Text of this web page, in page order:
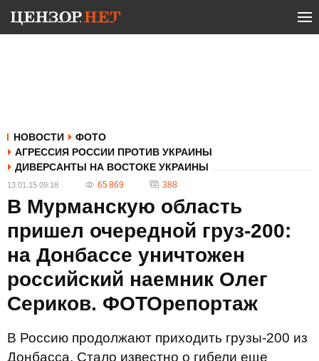
НОВОСТИ
ФОТО
АГРЕССИЯ РОССИИ ПРОТИВ УКРАИНЫ
ДИВЕРСАНТЫ НА ВОСТОКЕ УКРАИНЫ
13.01.15 09:18 65 869 388
В Мурманскую область
пришел очередной груз-200:
на Донбассе уничтожен
российский наемник Олег
Сериков. ФОТОрепортаж
В Россию продолжают приходить грузы-200 из
Донбасса. Стало известно о гибели еще